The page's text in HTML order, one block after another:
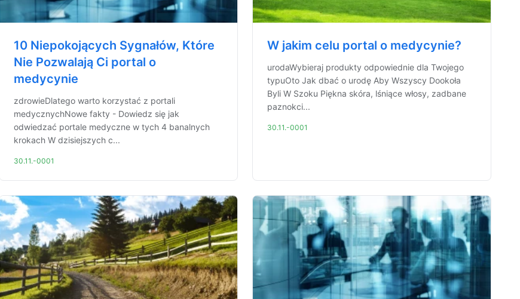
10 Niepokojących Sygnałów, Które
Nie Pozwalają Ci portal o
medycynie
zdrowieDlatego warto korzystać z portali
medycznychNowe fakty - Dowiedz się jak
odwiedzać portale medyczne w tych 4 banalnych
krokach W dzisiejszych c...
30.11.-0001
W jakim celu portal o medycynie?
urodaWybieraj produkty odpowiednie dla Twojego
typuOto Jak dbać o urodę Aby Wszyscy Dookoła
Byli W Szoku Piękna skóra, lśniące włosy, zadbane
paznokci...
30.11.-0001